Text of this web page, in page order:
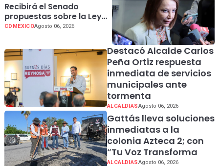
Recibirá el Senado
propuestas sobre la Ley
General en materia de
CDMEXICOAgosto 06, 2026
Destacó Alcalde Carlos
Peña Ortiz respuesta
inmediata de servicios
municipales ante
tormenta
ALCALDIASAgosto 06, 2026
Gattás lleva soluciones
inmediatas a la
colonia Azteca 2; con
“Tu Voz Transforma
ALCALDIASAgosto 06, 2026